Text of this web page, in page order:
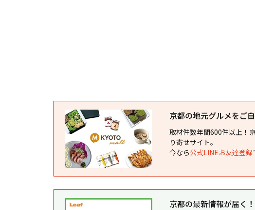
京都の地元グルメをご
取材件数年間600件以上！
り寄せサイト。
今なら公式LINEお友達登録
京都の最新情報が届く